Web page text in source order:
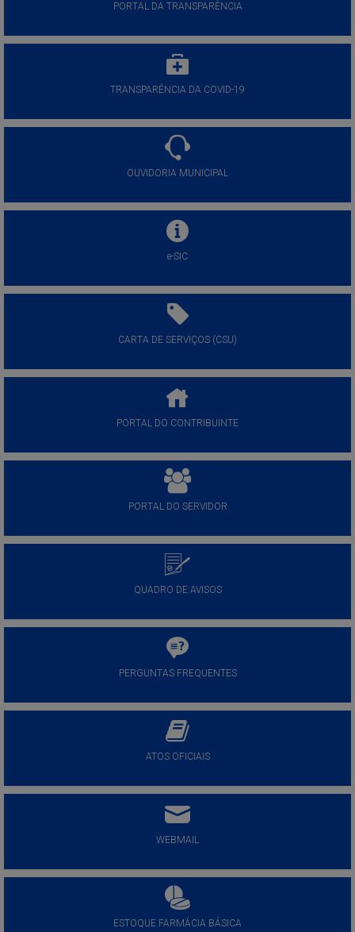
PORTAL DA TRANSPARÊNCIA
TRANSPARÊNCIA DA COVID-19
OUVIDORIA MUNICIPAL
e-SIC
CARTA DE SERVIÇOS (CSU)
PORTAL DO CONTRIBUINTE
PORTAL DO SERVIDOR
QUADRO DE AVISOS
PERGUNTAS FREQUENTES
ATOS OFICIAIS
WEBMAIL
ESTOQUE FARMÁCIA BÁSICA